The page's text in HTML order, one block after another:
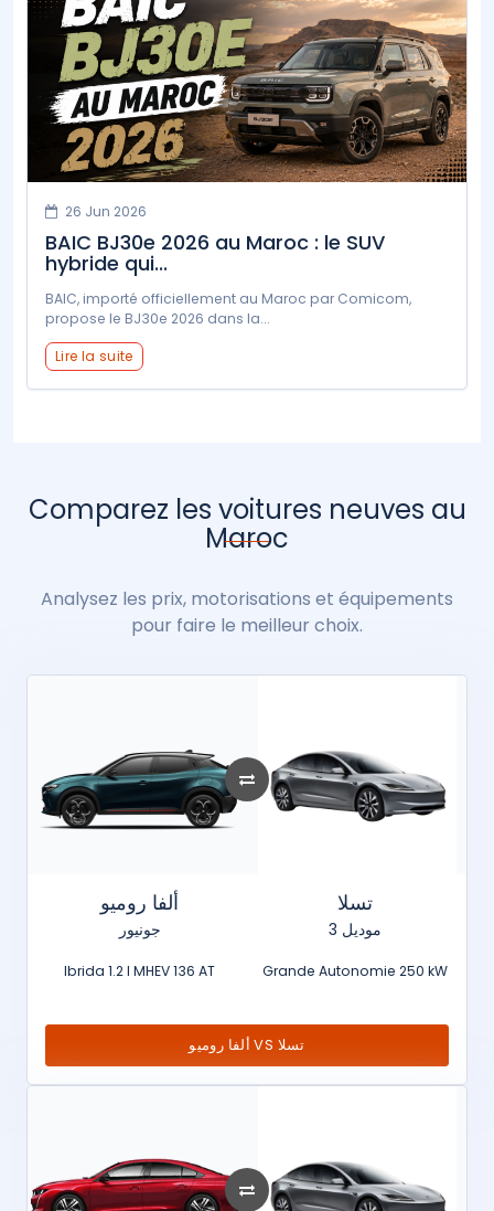
26 Jun 2026
BAIC BJ30e 2026 au Maroc : le SUV
hybride qui...
BAIC, importé officiellement au Maroc par Comicom,
propose le BJ30e 2026 dans la...
Lire la suite
Comparez les voitures neuves au
Maroc
Analysez les prix, motorisations et équipements
pour faire le meilleur choix.
ألفا روميو
جونيور
Ibrida 1.2 l MHEV 136 AT
تسلا
موديل 3
Grande Autonomie 250 kW
ألفا روميو VS تسلا